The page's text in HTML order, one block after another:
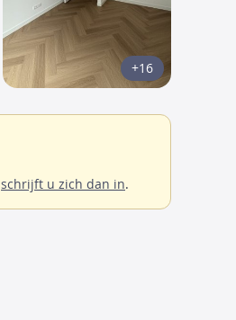
+16
schrijft u zich dan in.